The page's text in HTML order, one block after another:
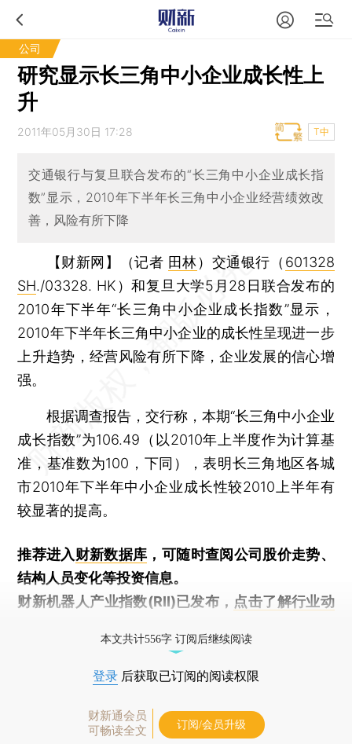
公司
研究显示长三角中小企业成长性上
升
2011年05月30日 17:28 T中
交通银行与复旦联合发布的“长三角中小企业成长指
数”显示，2010年下半年长三角中小企业经营绩效改
善，风险有所下降
【财新网】（记者 田林） 交通银行（ 601328
SH./03328. HK）和复旦大学5月28日联合发布的
2010年下半年“长三角中小企业成长指数”显示，
2010年下半年长三角中小企业的成长性呈现进一步
上升趋势，经营风险有所下降，企业发展的信心增
强。
根据调查报告，交行称，本期“长三角中小企业
成长指数”为106.49（以2010年上半度作为计算基
准，基准数为100，下同），表明长三角地区各城
市2010年下半年中小企业成长性较2010上半年有
较显著的提高。
推荐进入财新数据库 ，可随时查阅公司股价走势、
结构人员变化等投资信息。
财新机器人产业指数(RII)已发布， 点击了解行业动
本文共计556字 订阅后继续阅读
登录 后获取已订阅的阅读权限
财新通会员
可畅读全文
订阅/会员升级